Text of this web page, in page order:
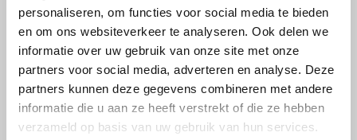
personaliseren, om functies voor social media te bieden
en om ons websiteverkeer te analyseren. Ook delen we
informatie over uw gebruik van onze site met onze
partners voor social media, adverteren en analyse. Deze
partners kunnen deze gegevens combineren met andere
informatie die u aan ze heeft verstrekt of die ze hebben
verzameld op basis van uw gebruik van hun services.